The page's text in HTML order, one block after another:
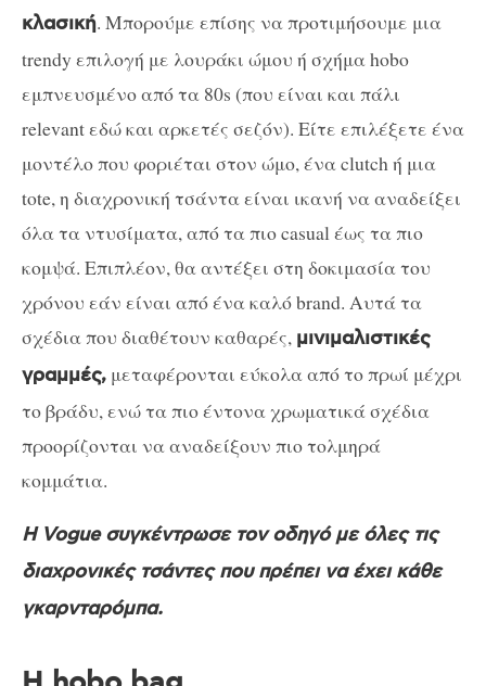
κλασική. Μπορούμε επίσης να προτιμήσουμε μια
trendy επιλογή με λουράκι ώμου ή σχήμα hobo
εμπνευσμένο από τα 80s (που είναι και πάλι
relevant εδώ και αρκετές σεζόν). Είτε επιλέξετε ένα
μοντέλο που φοριέται στον ώμο, ένα clutch ή μια
tote, η διαχρονική τσάντα είναι ικανή να αναδείξει
όλα τα ντυσίματα, από τα πιο casual έως τα πιο
κομψά. Επιπλέον, θα αντέξει στη δοκιμασία του
χρόνου εάν είναι από ένα καλό brand. Αυτά τα
σχέδια που διαθέτουν καθαρές, μινιμαλιστικές
γραμμές, μεταφέρονται εύκολα από το πρωί μέχρι
το βράδυ, ενώ τα πιο έντονα χρωματικά σχέδια
προορίζονται να αναδείξουν πιο τολμηρά
κομμάτια.
Η Vogue συγκέντρωσε τον οδηγό με όλες τις
διαχρονικές τσάντες που πρέπει να έχει κάθε
γκαρνταρόμπα.